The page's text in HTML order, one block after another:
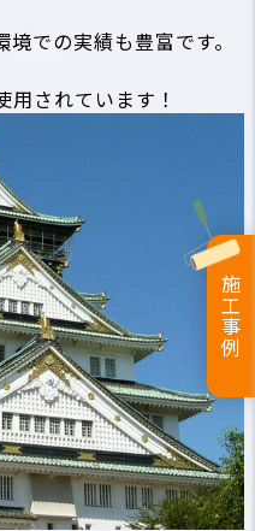
施工事例
での実績も豊富です。
されています！